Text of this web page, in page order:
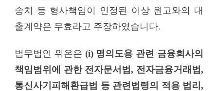
송치 등 형사책임이 인정된 이상 원고와의 대
출계약은 무효라고 주장하였습니다.
법무법인 위온은 (i) 명의도용 관련 금융회사의
책임범위에 관한 전자문서법, 전자금융거래법,
통신사기피해환급법 등 관련법령의 적용 법리 ,